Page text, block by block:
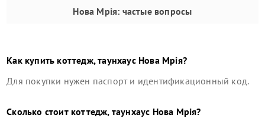
Нова Мрія: частые вопросы
Как купитькоттедж, таунхаус Нова Мрія?
Для покупки нужен паспорт и идентификационный код.
Сколько стоиткоттедж, таунхаус Нова Мрія?